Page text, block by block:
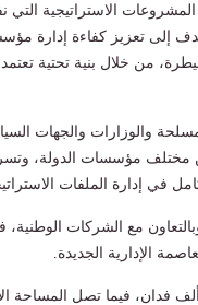
الاستراتيجية التي
إلى تعزيز كفاءة إدارة
من خلال بنية تحتية
والوزارات والجهات
مختلف مؤسسات الدولة،
في إدارة الملفات
مع الشركات
الإدارية الجديدة.
ويقع مقر القيادة الاستراتيجية على مساحة تبلغ نحو 22 ألف فدان،